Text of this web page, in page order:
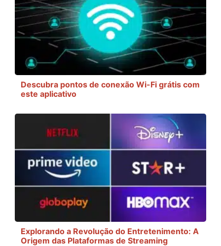
Descubra pontos de conexão Wi-Fi grátis com
este aplicativo
Explorando a Revolução do Entretenimento: A
Origem das Plataformas de Streaming